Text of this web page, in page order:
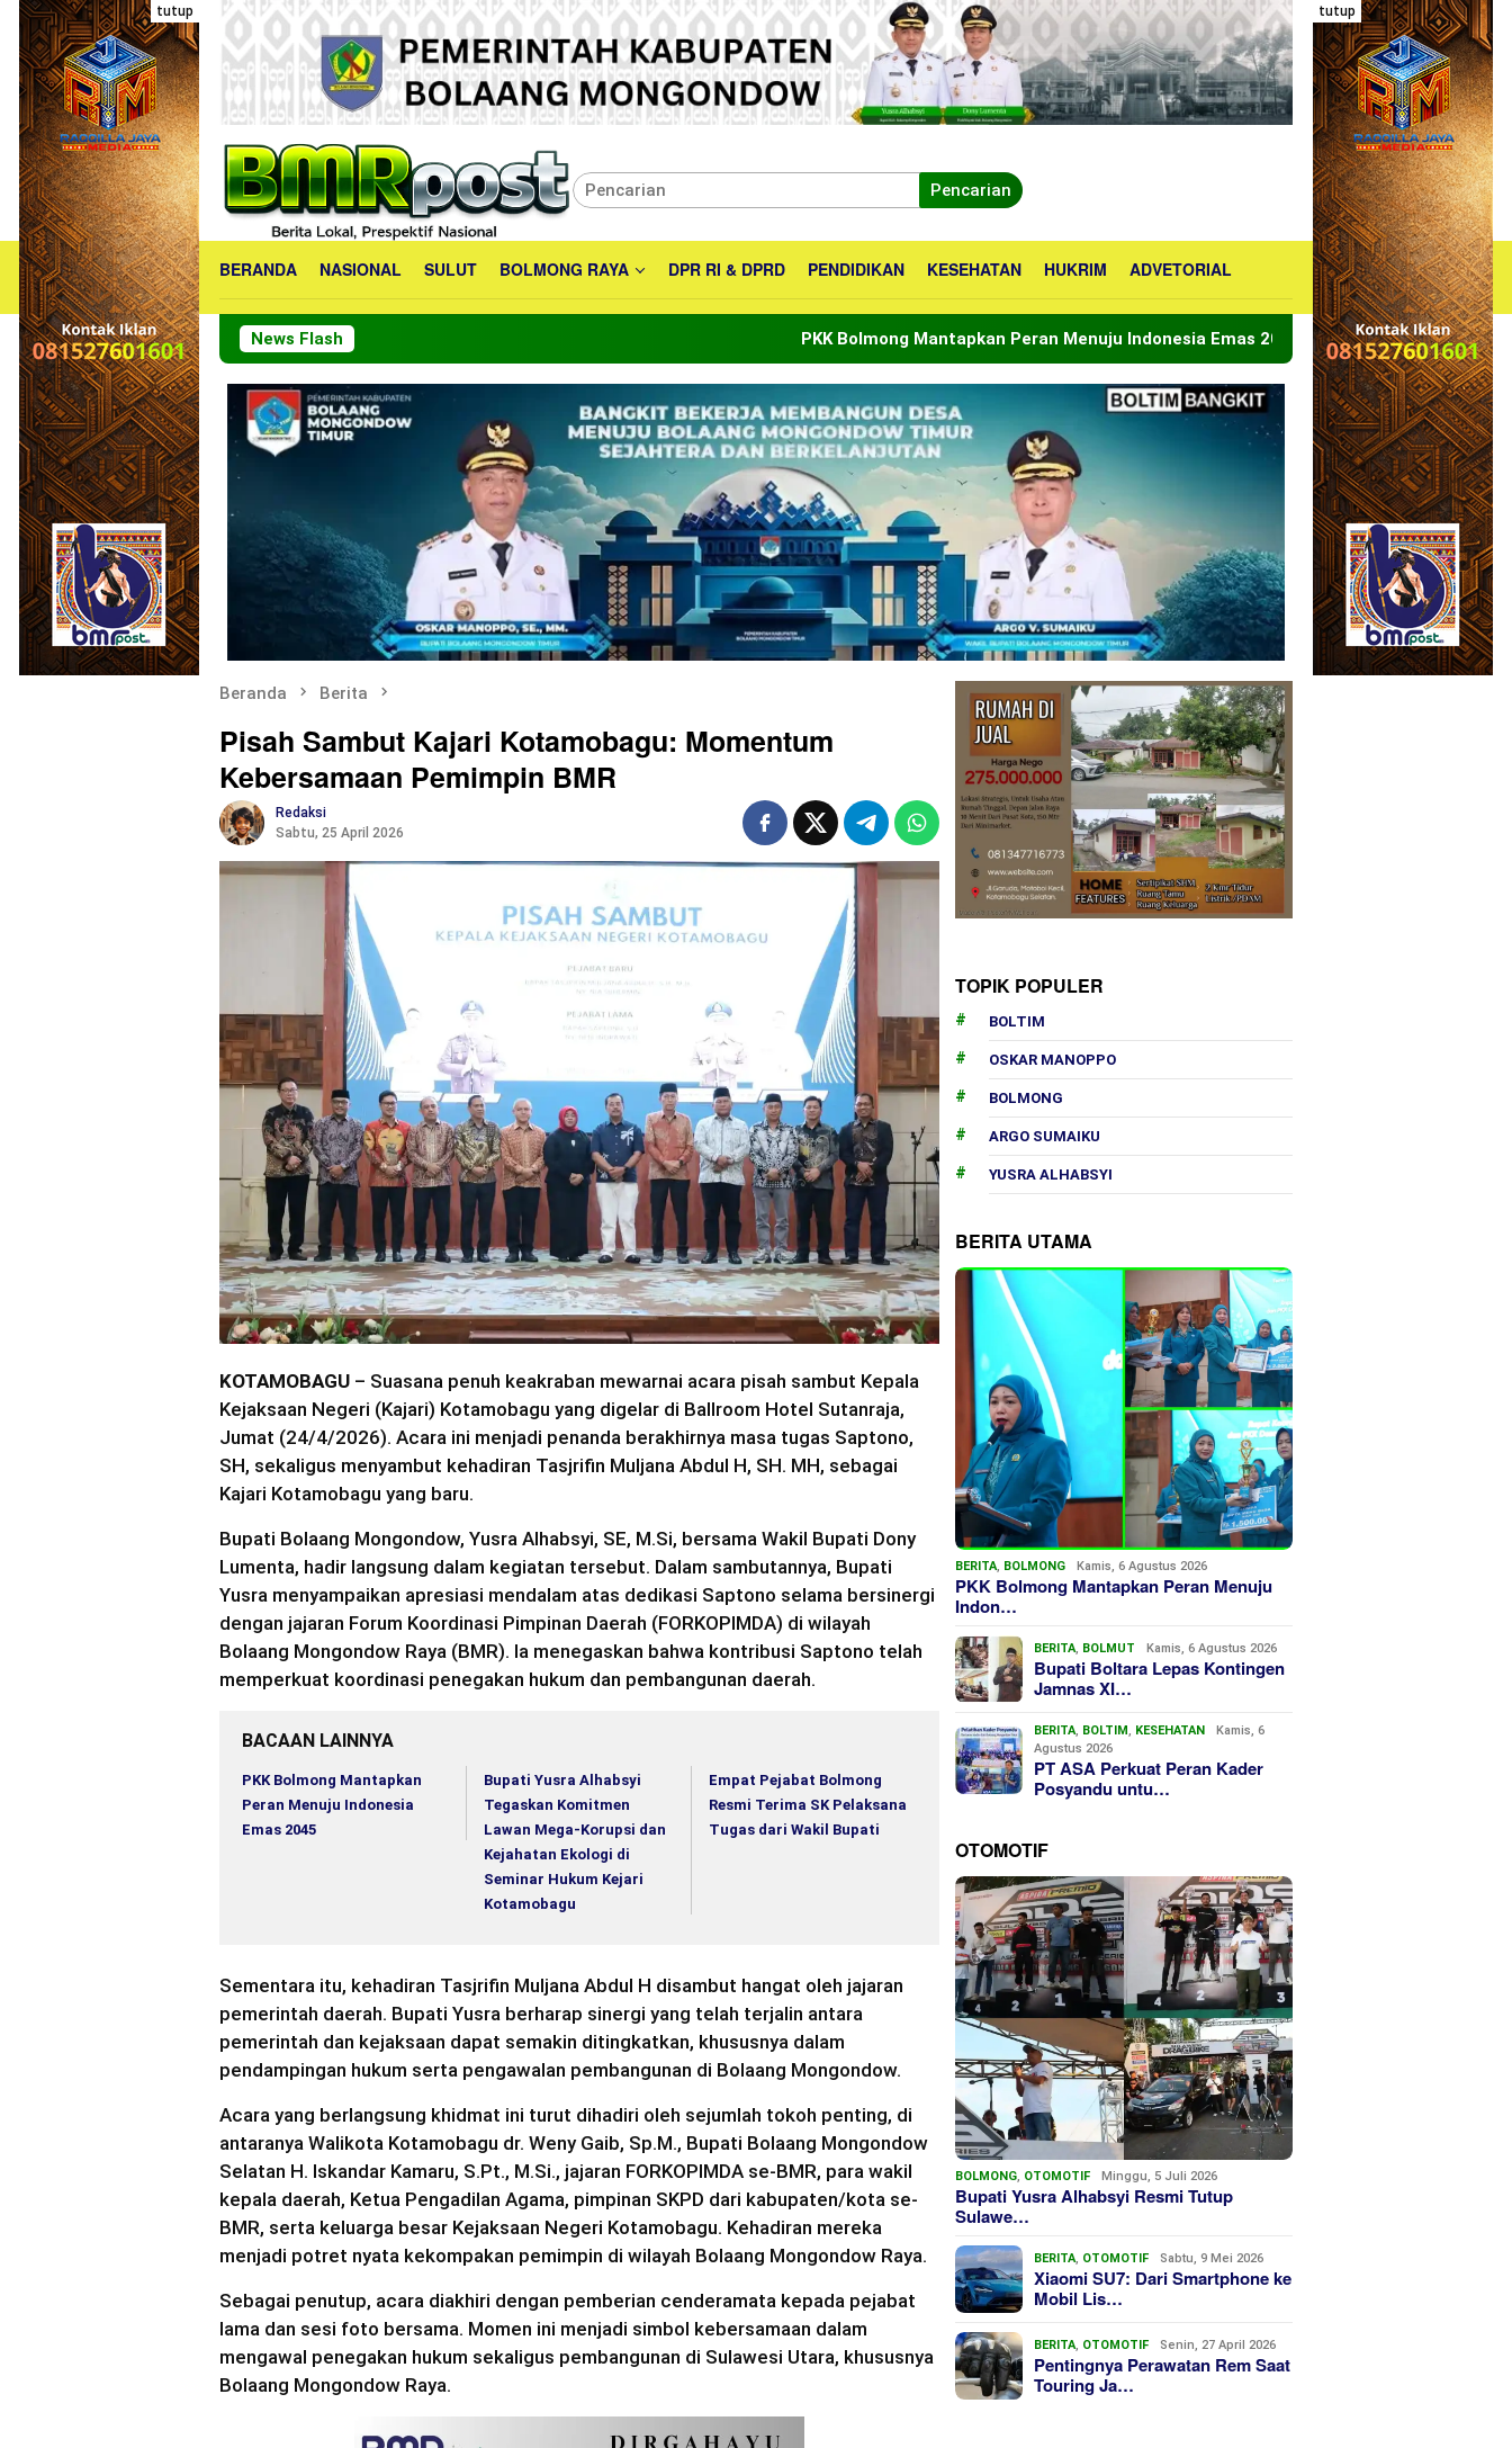
Loncat
konten
tutup tutup
Pencarian
BERANDA NASIONAL SULUT BOLMONG RAYA DPR RI & DPRD PENDIDIKAN KESEHATAN HUKRIM ADVETORIAL
News Flash PKK Bolmong Mantapkan Peran Menuju Indonesia Emas 2045 Bupati Boltara Lepas Kontingen
Beranda Berita
Pisah Sambut Kajari Kotamobagu: Momentum
Kebersamaan Pemimpin BMR
Redaksi
Sabtu, 25 April 2026
KOTAMOBAGU – Suasana penuh keakraban mewarnai acara pisah sambut Kepala
Kejaksaan Negeri (Kajari) Kotamobagu yang digelar di Ballroom Hotel Sutanraja,
Jumat (24/4/2026). Acara ini menjadi penanda berakhirnya masa tugas Saptono,
SH, sekaligus menyambut kehadiran Tasjrifin Muljana Abdul H, SH. MH, sebagai
Kajari Kotamobagu yang baru.
Bupati Bolaang Mongondow, Yusra Alhabsyi, SE, M.Si, bersama Wakil Bupati Dony
Lumenta, hadir langsung dalam kegiatan tersebut. Dalam sambutannya, Bupati
Yusra menyampaikan apresiasi mendalam atas dedikasi Saptono selama bersinergi
dengan jajaran Forum Koordinasi Pimpinan Daerah (FORKOPIMDA) di wilayah
Bolaang Mongondow Raya (BMR). Ia menegaskan bahwa kontribusi Saptono telah
memperkuat koordinasi penegakan hukum dan pembangunan daerah.
BACAAN LAINNYA
PKK Bolmong Mantapkan
Peran Menuju Indonesia
Emas 2045
Bupati Yusra Alhabsyi
Tegaskan Komitmen
Lawan Mega-Korupsi dan
Kejahatan Ekologi di
Seminar Hukum Kejari
Kotamobagu
Empat Pejabat Bolmong
Resmi Terima SK Pelaksana
Tugas dari Wakil Bupati
Sementara itu, kehadiran Tasjrifin Muljana Abdul H disambut hangat oleh jajaran
pemerintah daerah. Bupati Yusra berharap sinergi yang telah terjalin antara
pemerintah dan kejaksaan dapat semakin ditingkatkan, khususnya dalam
pendampingan hukum serta pengawalan pembangunan di Bolaang Mongondow.
Acara yang berlangsung khidmat ini turut dihadiri oleh sejumlah tokoh penting, di
antaranya Walikota Kotamobagu dr. Weny Gaib, Sp.M., Bupati Bolaang Mongondow
Selatan H. Iskandar Kamaru, S.Pt., M.Si., jajaran FORKOPIMDA se-BMR, para wakil
kepala daerah, Ketua Pengadilan Agama, pimpinan SKPD dari kabupaten/kota se-
BMR, serta keluarga besar Kejaksaan Negeri Kotamobagu. Kehadiran mereka
menjadi potret nyata kekompakan pemimpin di wilayah Bolaang Mongondow Raya.
Sebagai penutup, acara diakhiri dengan pemberian cenderamata kepada pejabat
lama dan sesi foto bersama. Momen ini menjadi simbol kebersamaan dalam
mengawal penegakan hukum sekaligus pembangunan di Sulawesi Utara, khususnya
Bolaang Mongondow Raya.
TOPIK POPULER
BOLTIM
OSKAR MANOPPO
BOLMONG
ARGO SUMAIKU
YUSRA ALHABSYI
BERITA UTAMA
BERITA, BOLMONG Kamis, 6 Agustus 2026
PKK Bolmong Mantapkan Peran Menuju
Indon…
BERITA, BOLMUT Kamis, 6 Agustus 2026
Bupati Boltara Lepas Kontingen
Jamnas XI…
BERITA, BOLTIM, KESEHATAN
Kamis, 6
Agustus 2026
PT ASA Perkuat Peran Kader
Posyandu untu…
OTOMOTIF
BOLMONG, OTOMOTIF Minggu, 5 Juli 2026
Bupati Yusra Alhabsyi Resmi Tutup
Sulawe…
BERITA, OTOMOTIF Sabtu, 9 Mei 2026
Xiaomi SU7: Dari Smartphone ke
Mobil Lis…
BERITA, OTOMOTIF Senin, 27 April 2026
Pentingnya Perawatan Rem Saat
Touring Ja…